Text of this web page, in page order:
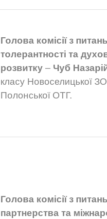
Голова комісії з
толерантності та
розвитку – Чуб
класу Новоселицької
Полонської ОТГ.
Голова комісії з
партнерства та